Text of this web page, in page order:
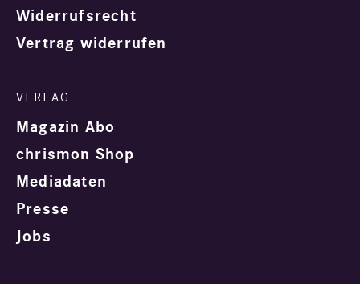
Widerrufsrecht
Vertrag widerrufen
Magazin Abo
chrismon Shop
Mediadaten
Presse
Jobs